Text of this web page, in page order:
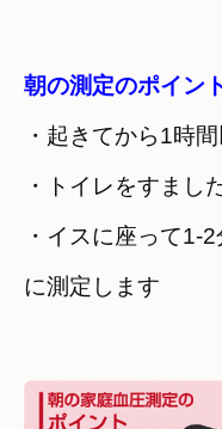
朝の測定のポイン
・起きてから1時
・トイレをすまし
・イスに座って1-
に測定します